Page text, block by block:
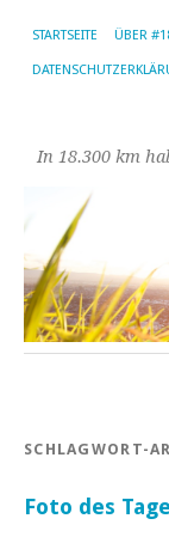
STARTSEITE ÜBER
In 18.300 km
SCHLAGWORT-
Foto des